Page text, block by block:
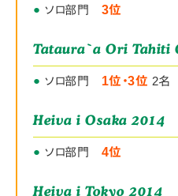
● ソロ部門 3位
Tataura`a Ori Tahiti
● ソロ部門 1位・3位 2名
Heiva i Osaka 2014
● ソロ部門 4位
Heiva i Tokyo 2014